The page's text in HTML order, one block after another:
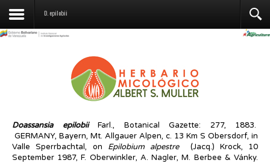
D. epilobii
Doassansia epilobiiFarl., Botanical Gazette: 277, 1883.
GERMANY, Bayern, Mt. Allgauer Alpen, c. 13 Km S Obersdorf, in
Valle Sperrbachtal, on Epilobium alpestre(Jacq.) Krock, 10
September 1987, F. Oberwinkler, A. Nagler, M. Berbee & Vánky.